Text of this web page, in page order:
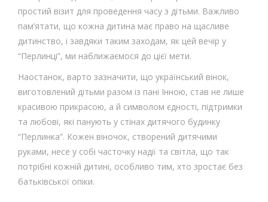
простий візит для проведення часу з дітьми. Важливо
пам’ятати, що кожна дитина має право на щасливе
дитинство, і завдяки таким заходам, як цей вечір у
“Перлинці”, ми наближаємося до цієї мети.
Наостанок, варто зазначити, що український вінок,
виготовлений дітьми разом із пані Інною, став не лише
красивою прикрасою, а й символом єдності, підтримки
та любові, які панують у стінах дитячого будинку
“Перлинка”. Кожен віночок, створений дитячими
руками, несе у собі часточку надії та світла, що так
потрібні кожній дитині, особливо тим, хто зростає без
батьківської опіки.